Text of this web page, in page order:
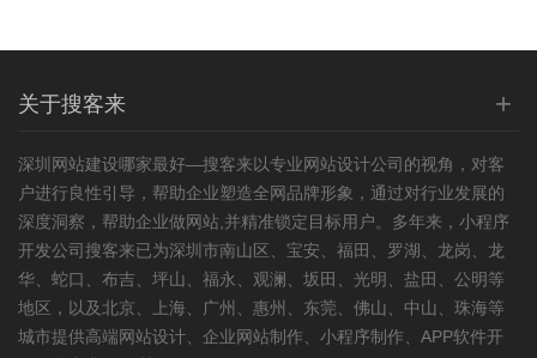
关于搜客来 +
深圳 网站建设哪家最好—搜客来以专业网站设计公司的视角，对客
户进行良性引导，帮助企业塑造全网品牌形象，通过对行业发展的
深度洞察，帮助企业做网站,并精准锁定目标用户。多年来，小程序
开发公司搜客来已为深圳市南山区、宝安、福田、罗湖、龙岗、龙
华、蛇口、布吉、坪山、福永、观澜、坂田、光明、盐田、公明等
地区，以及北京、上海、广州、惠州、东莞、佛山、中山、珠海等
城市提供高端网站设计、企业网站制作、小程序制作、APP软件开